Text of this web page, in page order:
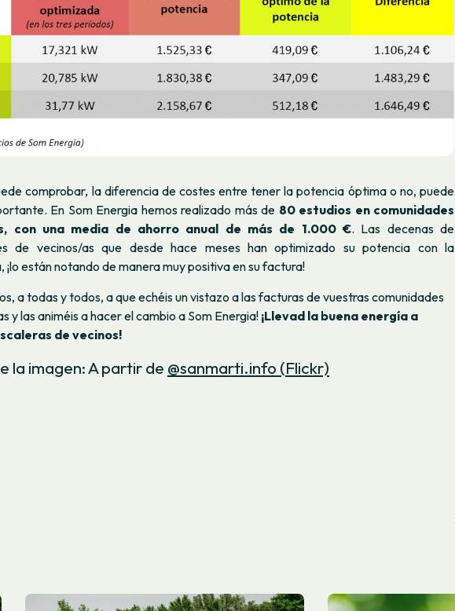
comprobar, la diferencia de costes entre tener la potencia óptima o no, puede
En Som Energia hemos realizado más de 80 estudios en comunidades
con una media de ahorro anual de más de 1.000 €. Las decenas de
de vecinos/as que desde hace meses han optimizado su potencia con la
están notando de manera muy positiva en su factura!
a todas y todos, a que echéis un vistazo a las facturas de vuestras comunidades
y las animéis a hacer el cambio a Som Energia! ¡Llevad la buena energía a
de vecinos!
la imagen: A partir de @sanmarti.info (Flickr)